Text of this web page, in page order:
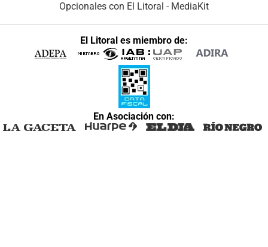
Opcionales con El Litoral - MediaKit
El Litoral es miembro de:
En Asociación con: